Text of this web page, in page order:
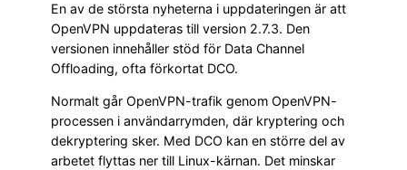
En av de största nyheterna i uppdateringen är att
OpenVPN uppdateras till version 2.7.3. Den
versionen innehåller stöd för Data Channel
Offloading, ofta förkortat DCO.
Normalt går OpenVPN-trafik genom OpenVPN-
processen i användarrymden, där kryptering och
dekryptering sker. Med DCO kan en större del av
arbetet flyttas ner till Linux-kärnan. Det minskar